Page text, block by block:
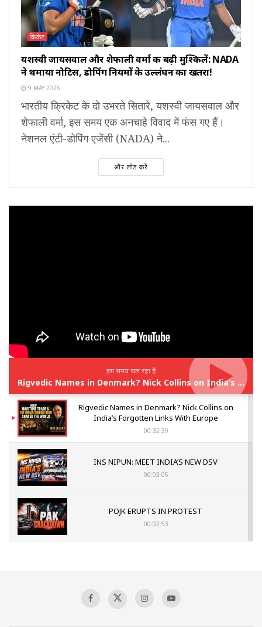
क्रिकेट
यशस्वी जायसवाल और शेफाली वर्मा की बढ़ी मुश्किलें: NADA
ने थमाया नोटिस, डोपिंग नियमों के उल्लंघन का खतरा!
9 MAY 2026
भारतीय क्रिकेट के दो उभरते सितारे, यशस्वी जायसवाल और
शेफाली वर्मा, इस समय एक अनचाहे विवाद में फंस गए हैं।
नेशनल एंटी-डोपिंग एजेंसी (NADA) ने...
और लोड करें
इस समय चल रहा है
Rigvedic Names in Denmark? Nick Collins on India’s Forgotten Links With Europe
Rigvedic Names in Denmark? Nick Collins on
India’s Forgotten Links With Europe
00:32:39
INS NIPUN: MEET INDIA’S NEW DSV
00:03:05
POJK ERUPTS IN PROTEST
00:02:53
Sagar